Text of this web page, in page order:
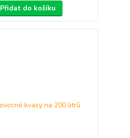
Přidat do košíku